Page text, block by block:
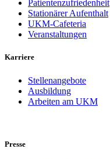
Patientenzufriedenheit
Stationärer Aufenthalt
UKM-Cafeteria
Veranstaltungen
Karriere
Stellenangebote
Ausbildung
Arbeiten am UKM
Presse